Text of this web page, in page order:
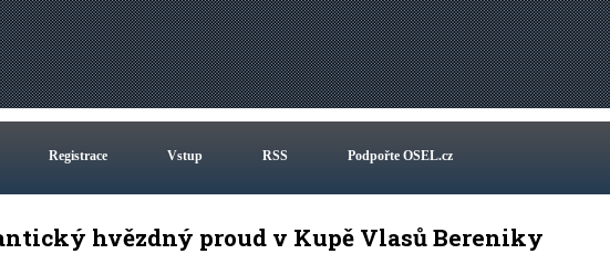
Registrace Vstup RSS Podpořte OSEL.cz
hvězdný proud v Kupě Vlasů Bereniky